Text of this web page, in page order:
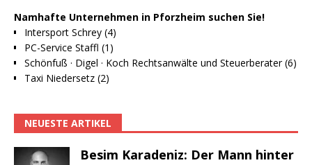
Namhafte Unternehmen in Pforzheim suchen Sie!
Intersport Schrey (4)
PC-Service Staffl (1)
Schönfuß · Digel · Koch Rechtsanwälte und Steuerberater (6)
Taxi Niedersetz (2)
NEUESTE ARTIKEL
Besim Karadeniz: Der Mann hinter